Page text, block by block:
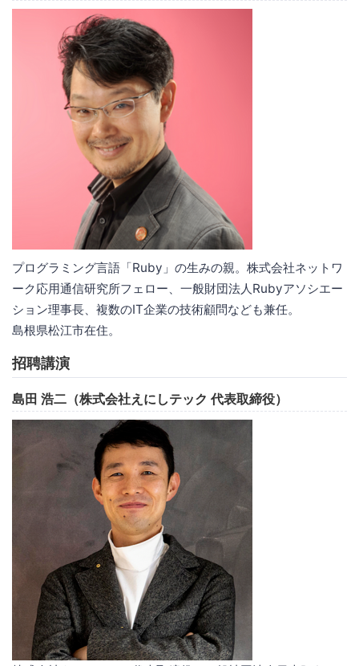
プログラミング言語「Ruby」の生みの親。株式会社ネットワ
ーク応用通信研究所フェロー、一般財団法人Rubyアソシエー
ション理事長、複数のIT企業の技術顧問なども兼任。
島根県松江市在住。
招聘講演
島田 浩二（株式会社えにしテック 代表取締役）